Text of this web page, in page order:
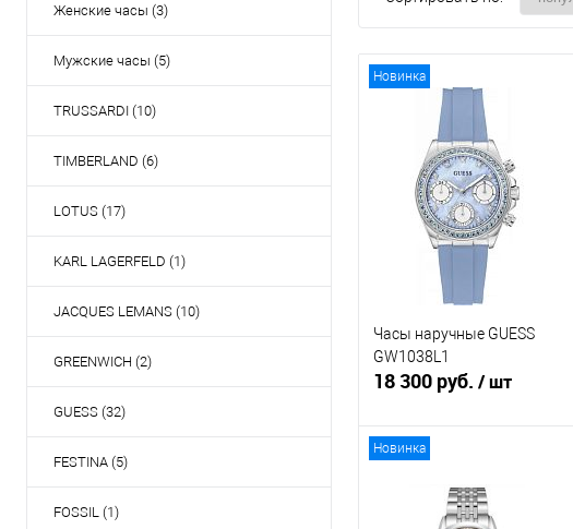
Женские часы (3)
Мужские часы (5)
TRUSSARDI (10)
TIMBERLAND (6)
LOTUS (17)
KARL LAGERFELD (1)
JACQUES LEMANS (10)
GREENWICH (2)
GUESS (32)
FESTINA (5)
FOSSIL (1)
Новинка
Часы наручные GUESS
GW1038L1
18 300 руб. / шт
Новинка